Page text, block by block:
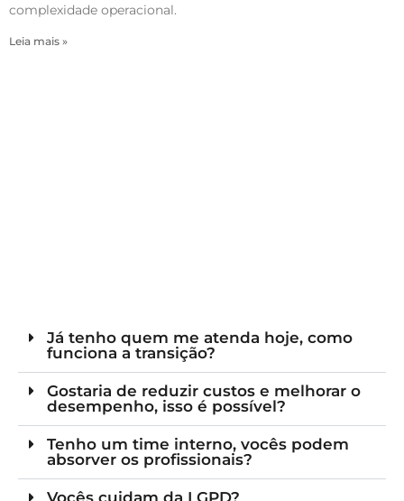
complexidade operacional.
Leia mais »
Já tenho quem me atenda hoje, como
funciona a transição?
Gostaria de reduzir custos e melhorar o
desempenho, isso é possível?
Tenho um time interno, vocês podem
absorver os profissionais?
Vocês cuidam da LGPD?